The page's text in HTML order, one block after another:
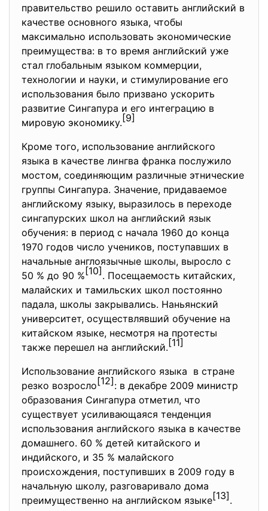
правительство решило оставить английский в
качестве основного языка, чтобы
максимально использовать экономические
преимущества: в то время английский уже
стал глобальным языком коммерции,
технологии и науки, и стимулирование его
использования было призвано ускорить
развитие Сингапура и его интеграцию в
мировую экономику. [9]
Кроме того, использование английского
языка в качестве лингва франка послужило
мостом, соединяющим различные этнические
группы Сингапура. Значение, придаваемое
английскому языку, выразилось в переходе
сингапурских школ на английский язык
обучения: в период с начала 1960 до конца
1970 годов число учеников, поступавших в
начальные англоязычные школы, выросло с
50 % до 90 % [10] . Посещаемость китайских,
малайских и тамильских школ постоянно
падала, школы закрывались. Наньянский
университет, осуществлявший обучение на
китайском языке, несмотря на протесты
также перешел на английский. [11]
Использование английского языка в стране
резко возросло[12]: в декабре 2009 министр
образования Сингапура отметил, что
существует усиливающаяся тенденция
использования английского языка в качестве
домашнего. 60 % детей китайского и
индийского, и 35 % малайского
происхождения, поступивших в 2009 году в
начальную школу, разговаривало дома
преимущественно на английском языке[13].